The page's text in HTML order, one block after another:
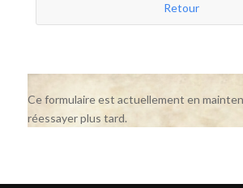
Retour
Ce formulaire est actuellement en
réessayer plus tard.